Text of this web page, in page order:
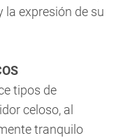
la expresión de su
tipos de
celoso, al
tranquilo